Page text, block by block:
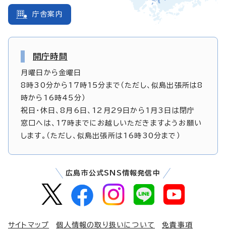
庁舎案内
開庁時間
月曜日から金曜日
8時30分から17時15分まで（ただし、似島出張所は8
時から16時45分）
祝日・休日、8月6日、12月29日から1月3日は閉庁
窓口へは、17時までにお越しいただきますようお願い
します。（ただし、似島出張所は16時30分まで）
広島市公式SNS情報発信中
サイトマップ 個人情報の取り扱いについて 免責事項